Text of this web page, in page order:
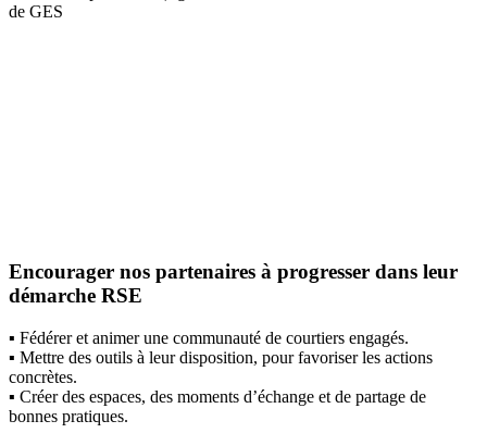
de GES
Encourager nos partenaires à progresser dans leur
démarche RSE
▪️ Fédérer et animer une communauté de courtiers engagés. ​
▪️ Mettre des outils à leur disposition, pour favoriser les actions
concrètes. ​
▪️ Créer des espaces, des moments d’échange et de partage de
bonnes pratiques.